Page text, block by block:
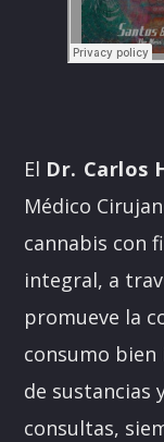
El Dr. Carlos
Médico
cannabis con
integral, a
promueve la
consumo
de sustancias
consultas,